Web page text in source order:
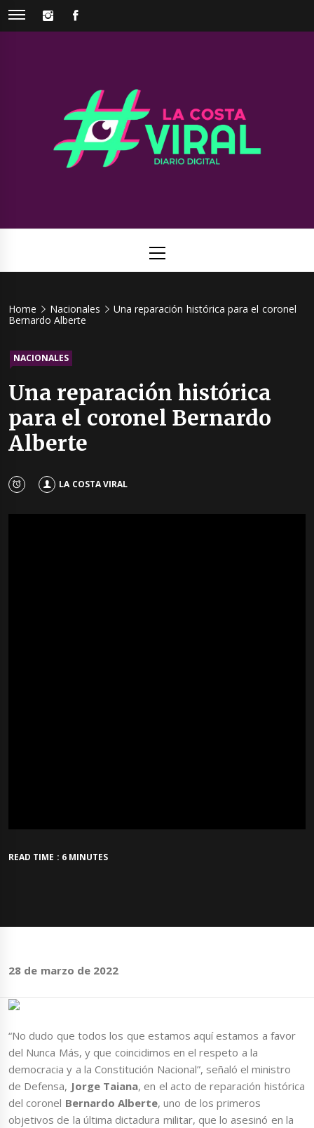
Skip
INSTAGRAM
Viral
Menu
Home Nacionales
Una reparación histórica para el coronel
Bernardo Alberte
NACIONALES
Una reparación histórica
para el coronel Bernardo
Alberte
LA COSTA VIRAL
READ TIME : 6 MINUTES
28 de marzo de 2022
“No dudo que todos los que estamos aquí estamos a favor
del Nunca Más, y que coincidimos en el respeto a la
democracia y a la Constitución Nacional”, señaló el ministro
de Defensa, Jorge Taiana, en el acto de reparación histórica
del coronel Bernardo Alberte, uno de los primeros
objetivos de la última dictadura militar, que lo asesinó en la